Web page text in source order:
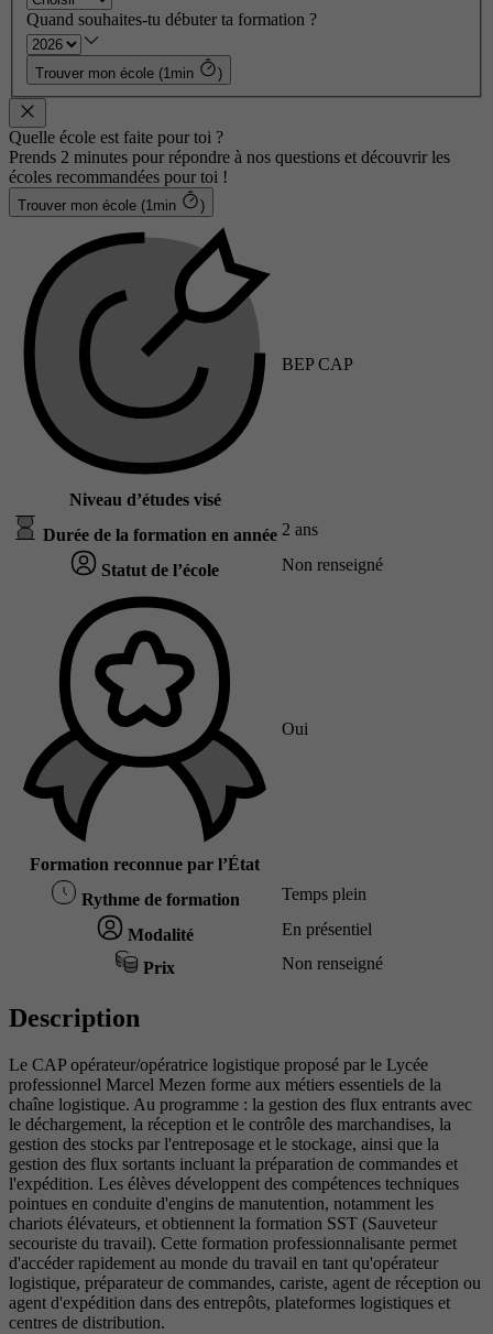
Quand souhaites-tu débuter ta formation ?
Trouver mon école (1min )
Quelle école est faite pour toi ?
Prends 2 minutes pour répondre à nos questions et découvrir les
écoles recommandées pour toi !
Trouver mon école (1min )
Niveau d’études visé
BEP CAP
Durée de la formation en année 2 ans
Statut de l’école Non renseigné
Formation reconnue par l’État
Oui
Rythme de formation Temps plein
Modalité En présentiel
Prix Non renseigné
Description
Le CAP opérateur/opératrice logistique proposé par le Lycée
professionnel Marcel Mezen forme aux métiers essentiels de la
chaîne logistique. Au programme : la gestion des flux entrants avec
le déchargement, la réception et le contrôle des marchandises, la
gestion des stocks par l'entreposage et le stockage, ainsi que la
gestion des flux sortants incluant la préparation de commandes et
l'expédition. Les élèves développent des compétences techniques
pointues en conduite d'engins de manutention, notamment les
chariots élévateurs, et obtiennent la formation SST (Sauveteur
secouriste du travail). Cette formation professionnalisante permet
d'accéder rapidement au monde du travail en tant qu'opérateur
logistique, préparateur de commandes, cariste, agent de réception ou
agent d'expédition dans des entrepôts, plateformes logistiques et
centres de distribution.